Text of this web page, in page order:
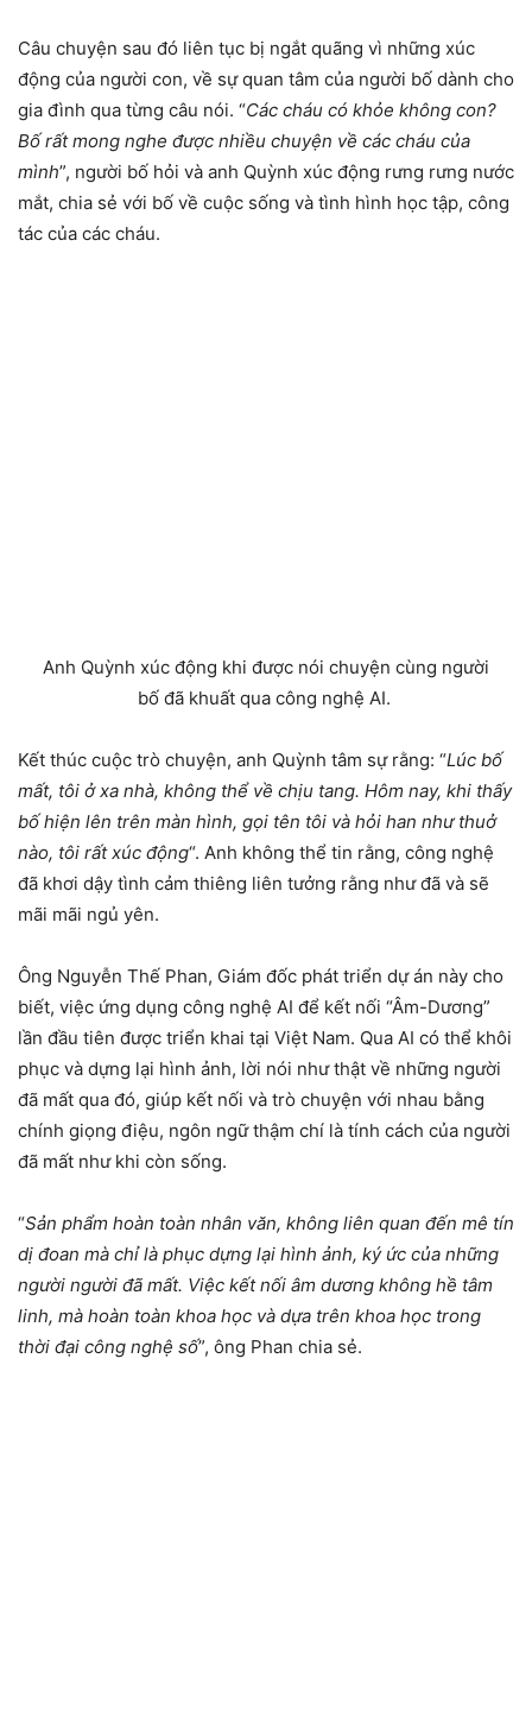
Câu chuyện sau đó liên tục bị ngắt quãng vì những xúc
động của người con, về sự quan tâm của người bố dành cho
gia đình qua từng câu nói. “Các cháu có khỏe không con?
Bố rất mong nghe được nhiều chuyện về các cháu của
mình”, người bố hỏi và anh Quỳnh xúc động rưng rưng nước
mắt, chia sẻ với bố về cuộc sống và tình hình học tập, công
tác của các cháu.
Anh Quỳnh xúc động khi được nói chuyện cùng người
bố đã khuất qua công nghệ AI.
Kết thúc cuộc trò chuyện, anh Quỳnh tâm sự rằng: “Lúc bố
mất, tôi ở xa nhà, không thể về chịu tang. Hôm nay, khi thấy
bố hiện lên trên màn hình, gọi tên tôi và hỏi han như thuở
nào, tôi rất xúc động“. Anh không thể tin rằng, công nghệ
đã khơi dậy tình cảm thiêng liên tưởng rằng như đã và sẽ
mãi mãi ngủ yên.
Ông Nguyễn Thế Phan, Giám đốc phát triển dự án này cho
biết, việc ứng dụng công nghệ AI để kết nối “Âm-Dương”
lần đầu tiên được triển khai tại Việt Nam. Qua AI có thể khôi
phục và dựng lại hình ảnh, lời nói như thật về những người
đã mất qua đó, giúp kết nối và trò chuyện với nhau bằng
chính giọng điệu, ngôn ngữ thậm chí là tính cách của người
đã mất như khi còn sống.
“Sản phẩm hoàn toàn nhân văn, không liên quan đến mê tín
dị đoan mà chỉ là phục dựng lại hình ảnh, ký ức của những
người người đã mất. Việc kết nối âm dương không hề tâm
linh, mà hoàn toàn khoa học và dựa trên khoa học trong
thời đại công nghệ số”, ông Phan chia sẻ.